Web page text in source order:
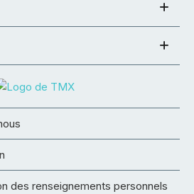
des renseignements personnels